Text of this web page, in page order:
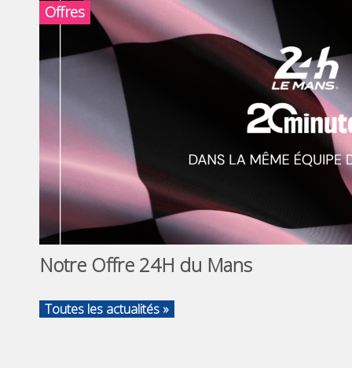
Offres
Notre Offre 24H du Mans
Toutes les actualités »